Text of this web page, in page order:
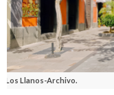
Los Llanos-Archivo.